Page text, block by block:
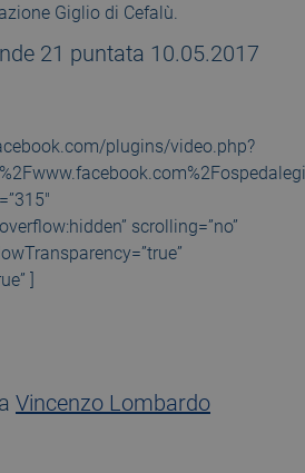
Giglio di Cefalù.
21 puntata 10.05.2017
plugins/video.php?
scrolling=”no”
]
Vincenzo Lombardo